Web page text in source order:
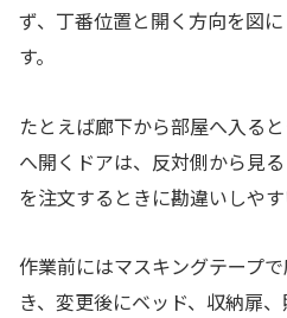
ず、丁番位置と開く方向を図
す。
たとえば廊下から部屋へ入る
へ開くドアは、反対側から見
を注文するときに勘違いしやす
作業前にはマスキングテープ
き、変更後にベッド、収納扉